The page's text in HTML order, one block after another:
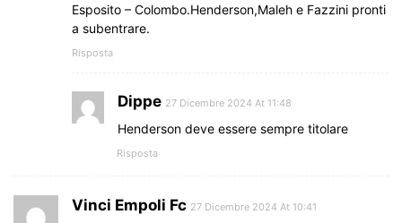
Esposito – Colombo.Henderson,Maleh e Fazzini pronti
a subentrare.
Risposta
Dippe 27 Dicembre 2024 At 11:48
Henderson deve essere sempre titolare
Risposta
Vinci Empoli Fc 27 Dicembre 2024 At 10:41